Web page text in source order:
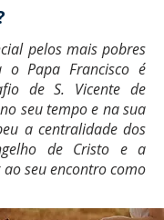
pelos mais pobres
o Papa Francisco é
de S. Vicente de
seu tempo e na sua
a centralidade dos
de Cristo e a
seu encontro como